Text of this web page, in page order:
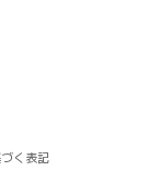
く表記